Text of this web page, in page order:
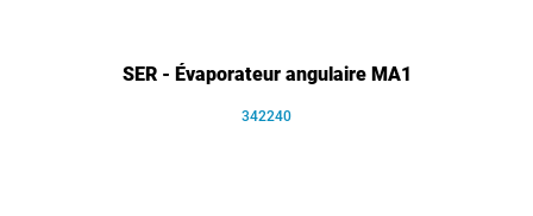
SER - Évaporateur angulaire MA1
342240